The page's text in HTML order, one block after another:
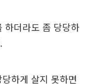
하더라도 좀 당당하
하게 살지 못하면